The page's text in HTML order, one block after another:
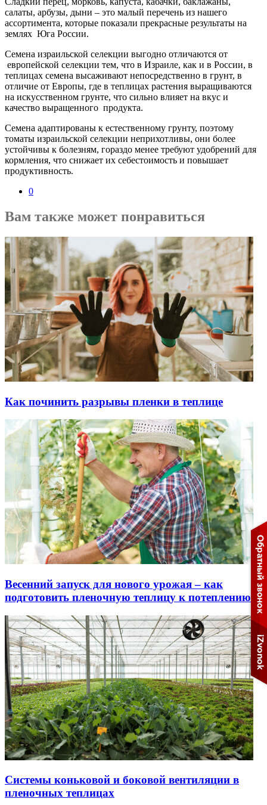
салаты, арбузы, дыни – это малый перечень из нашего
ассортимента, которые показали прекрасные результаты на
землях Юга России.
Семена израильской селекции выгодно отличаются от
европейской селекции тем, что в Израиле, как и в России, в
теплицах семена высаживают непосредственно в грунт, в
отличие от Европы, где в теплицах растения выращиваются
на искусственном грунте, что сильно влияет на вкус и
качество выращенного продукта.
Семена адаптированы к естественному грунту, поэтому
томаты израильской селекции неприхотливы, они более
устойчивы к болезням, гораздо менее требуют удобрений для
кормления, что снижает их себестоимость и повышает
продуктивность.
0
Вам также может понравиться
Как починить разрывы пленки в теплице
Весенний запуск для нового урожая – как
подготовить пленочную теплицу к потеплению
Системы коньковой и боковой вентиляции в
пленочных теплицах